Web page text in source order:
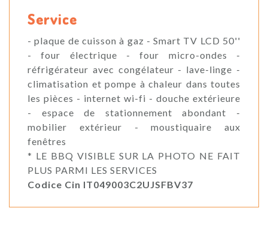
Service
- plaque de cuisson à gaz - Smart TV LCD 50''
- four électrique - four micro-ondes -
réfrigérateur avec congélateur - lave-linge -
climatisation et pompe à chaleur dans toutes
les pièces - internet wi-fi - douche extérieure
- espace de stationnement abondant -
mobilier extérieur - moustiquaire aux
fenêtres
* LE BBQ VISIBLE SUR LA PHOTO NE FAIT
PLUS PARMI LES SERVICES
Codice Cin IT049003C2UJSFBV37